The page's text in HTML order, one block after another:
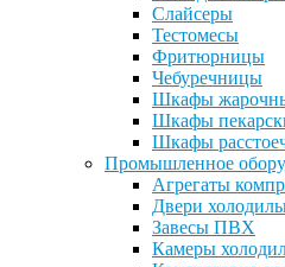
Слайсеры
Тестомесы
Фритюрницы
Чебуречницы
Шкафы
Шкафы
Шкафы
Промышленное
Агрегаты
Двери
Завесы ПВХ
Камеры